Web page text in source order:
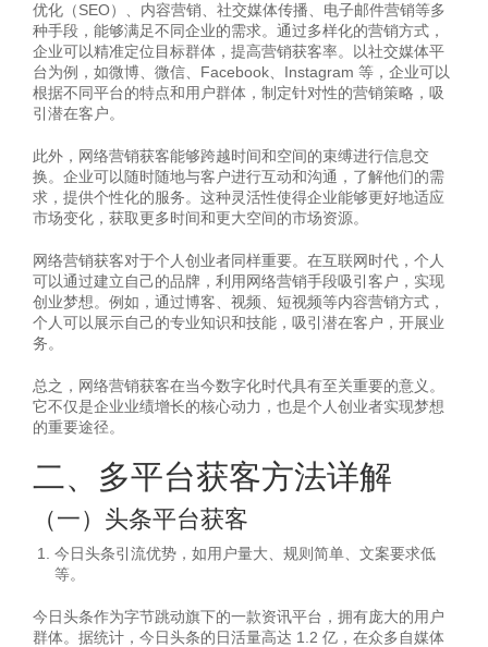
优化（SEO）、内容营销、社交媒体传播、电子邮件营销等多
种手段，能够满足不同企业的需求。通过多样化的营销方式，
企业可以精准定位目标群体，提高营销获客率。以社交媒体平
台为例，如微博、微信、Facebook、Instagram 等，企业可以
根据不同平台的特点和用户群体，制定针对性的营销策略，吸
引潜在客户。
此外，网络营销获客能够跨越时间和空间的束缚进行信息交
换。企业可以随时随地与客户进行互动和沟通，了解他们的需
求，提供个性化的服务。这种灵活性使得企业能够更好地适应
市场变化，获取更多时间和更大空间的市场资源。
网络营销获客对于个人创业者同样重要。在互联网时代，个人
可以通过建立自己的品牌，利用网络营销手段吸引客户，实现
创业梦想。例如，通过博客、视频、短视频等内容营销方式，
个人可以展示自己的专业知识和技能，吸引潜在客户，开展业
务。
总之，网络营销获客在当今数字化时代具有至关重要的意义。
它不仅是企业业绩增长的核心动力，也是个人创业者实现梦想
的重要途径。
二、多平台获客方法详解
（一）头条平台获客
今日头条引流优势，如用户量大、规则简单、文案要求低
等。
今日头条作为字节跳动旗下的一款资讯平台，拥有庞大的用户
群体。据统计，今日头条的日活量高达 1.2 亿，在众多自媒体